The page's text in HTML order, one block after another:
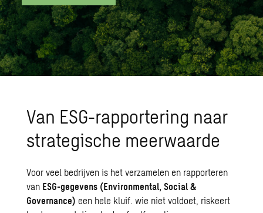
Van ESG-rapportering naar
strategische meerwaarde
Voor veel bedrijven is het verzamelen en rapporteren
van ESG-gegevens (Environmental, Social &
Governance) een hele kluif. wie niet voldoet, riskeert